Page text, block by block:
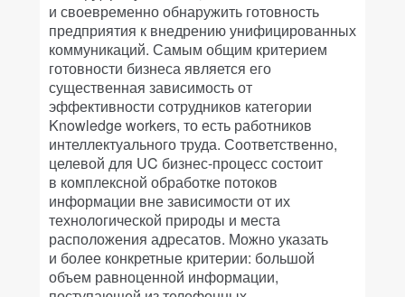
и своевременно обнаружить готовность
предприятия к внедрению унифицированных
коммуникаций. Самым общим критерием
готовности бизнеса является его
существенная зависимость от
эффективности сотрудников категории
Knowledge workers, то есть работников
интеллектуального труда. Соответственно,
целевой для UC бизнес-процесс состоит
в комплексной обработке потоков
информации вне зависимости от их
технологической природы и места
расположения адресатов. Можно указать
и более конкретные критерии: большой
объем равноценной информации,